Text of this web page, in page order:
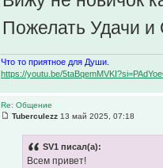
Пожелать Удачи
Что то приятное для Души.
https://youtu.be/
Re: Общение
Tuberculezz 13 май 2025, 07:18
SV1 писал(а):
Всем привет!